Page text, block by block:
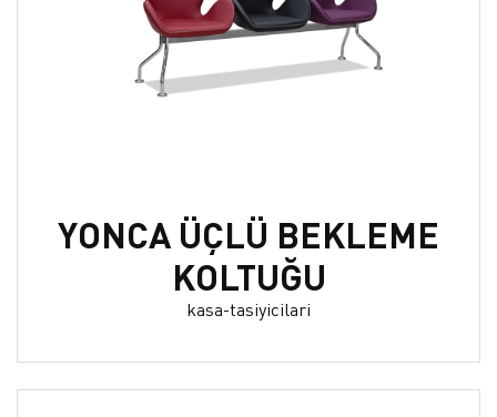
YONCA ÜÇLÜ BEKLEME
KOLTUĞU
kasa-tasiyicilari